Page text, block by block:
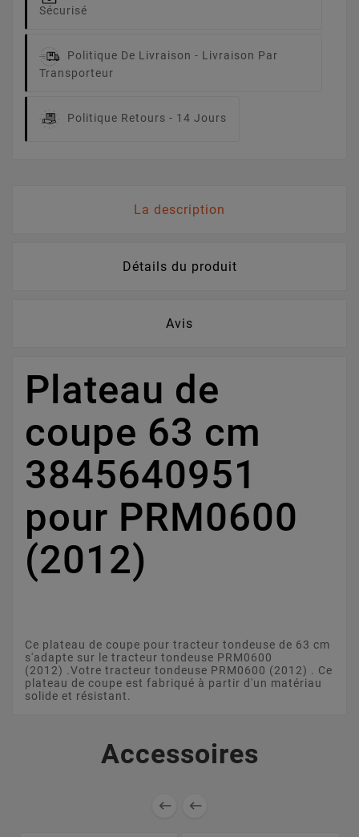
Sécurisé
Politique De Livraison - Livraison Par
Transporteur
Politique Retours - 14 Jours
La description
Détails du produit
Avis
Plateau de
coupe 63 cm
3845640951
pour PRM0600
(2012)
Ce plateau de coupe pour tracteur tondeuse de 63 cm
s'adapte sur le tracteur tondeuse PRM0600
(2012) .Votre tracteur tondeuse PRM0600 (2012) . Ce
plateau de coupe est fabriqué à partir d'un matériau
solide et résistant.
Accessoires
 